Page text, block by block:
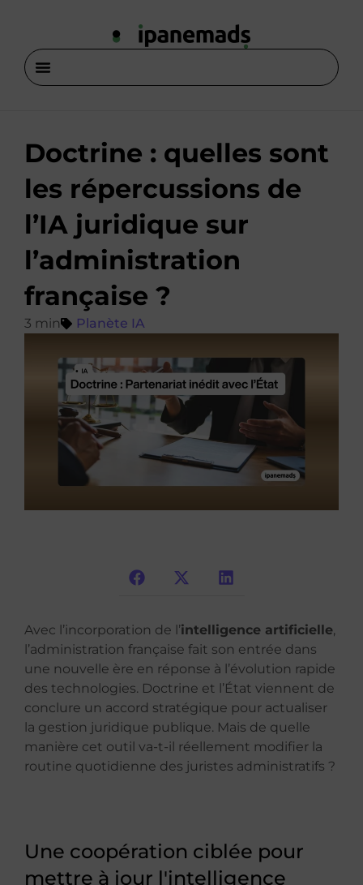
Doctrine : quelles sont
les répercussions de
l’IA juridique sur
l’administration
française ?
Planète IA
Avec l’incorporation de l’intelligence artificielle,
l’administration française fait son entrée dans
une nouvelle ère en réponse à l’évolution rapide
des technologies. Doctrine et l’État viennent de
conclure un accord stratégique pour actualiser
la gestion juridique publique. Mais de quelle
manière cet outil va-t-il réellement modifier la
routine quotidienne des juristes administratifs ?
Une coopération ciblée pour
mettre à jour l'intelligence